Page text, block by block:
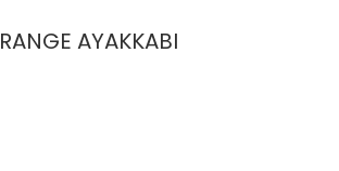
AYAKKABI